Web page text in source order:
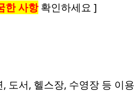
한 사항확인하세요 ]
도서, 헬스장, 수영장 등 이용